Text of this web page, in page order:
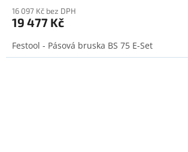
16 097 Kč bez DPH
19 477 Kč
Festool - Pásová bruska BS 75 E-Set